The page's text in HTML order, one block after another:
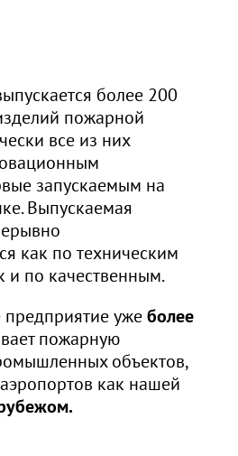
более 200
пожарной
все из них
запускаемым на
Выпускаемая
как по техническим
и по качественным.
уже более
пожарную
объектов,
как нашей